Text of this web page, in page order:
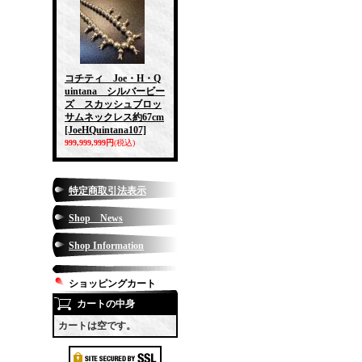
コチティ Joe・H・Q
uintana シルバービー
ズ スカッシュブロッ
サムネックレス約67cm
[JoeHQuintana107]
999,999,999円(税込)
特定商取引法表示
Shop News
Shop Information
ショッピングカート
カートの中身
カートは空です。